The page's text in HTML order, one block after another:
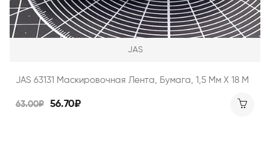
JAS
JAS 63131 Маскировочная Лента, Бумага, 1,5 Мм Х 18 М
63.00₽ 56.70₽